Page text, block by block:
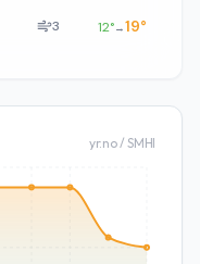
3 12°→19°
yr.no / SMHI